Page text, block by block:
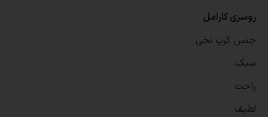
روسری کارامل
جنس کرپ نخی
سبک
راحت
لطیف